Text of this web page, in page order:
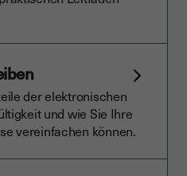
der elektronischen
und wie Sie Ihre
vereinfachen können.